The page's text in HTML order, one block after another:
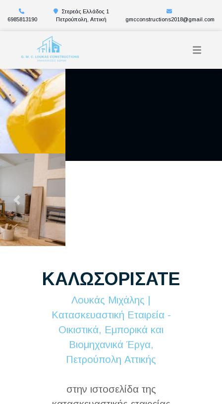
6985813190
Στερεάς Ελλάδος 1
Πετρούπολη, Αττική
gmcconstructions2018@gmail.com
Λουκάς Μιχάλης |
Οικιστικά, Εμπορικά και
Βιομηχανικά Έργα,
Πετρούπολη Αττικής
στην ιστοσελίδα της
"Λουκάς Μιχάλης"!